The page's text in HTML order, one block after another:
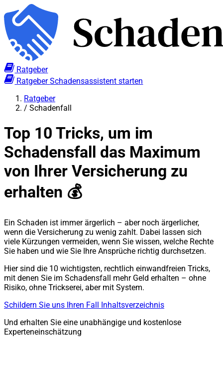
Ratgeber
RatgeberSchadensassistent starten
Ratgeber
/ Schadenfall
Top 10 Tricks, um im
Schadensfall das Maximum
von Ihrer Versicherung zu
erhalten 💰
Ein Schaden ist immer ärgerlich – aber noch ärgerlicher,
wenn die Versicherung zu wenig zahlt. Dabei lassen sich
viele Kürzungen vermeiden, wenn Sie wissen, welche Rechte
Sie haben und wie Sie Ihre Ansprüche richtig durchsetzen.
Hier sind die 10 wichtigsten, rechtlich einwandfreien Tricks,
mit denen Sie im Schadensfall mehr Geld erhalten – ohne
Risiko, ohne Trickserei, aber mit System.
Schildern Sie uns Ihren Fall
Inhaltsverzeichnis
Und erhalten Sie eine unabhängige und kostenlose
Experteneinschätzung